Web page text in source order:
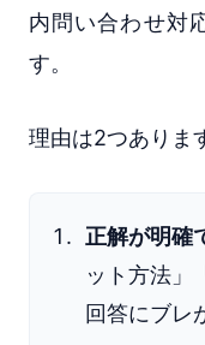
内問い合わせ対
す。
理由は2つありま
正解が明確
ット方法」
回答にブレ